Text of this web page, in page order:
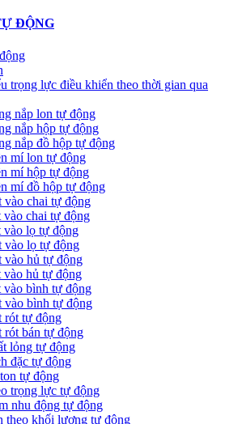
ĐỘNG
trọng lực điều khiển theo thời gian qua
nắp lon tự động
nắp hộp tự động
nắp đồ hộp tự động
mí lon tự động
mí hộp tự động
mí đồ hộp tự động
vào chai tự động
chai tự động
vào lọ tự động
vào lọ tự động
vào hủ tự động
vào hủ tự động
vào bình tự động
vào bình tự động
rót tự động
rót bán tự động
lỏng tự động
đặc tự động
tự động
trọng lực tự động
nhu động tự động
theo khối lượng tự động